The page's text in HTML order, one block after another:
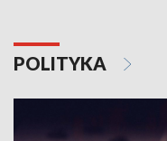
POLITYKA